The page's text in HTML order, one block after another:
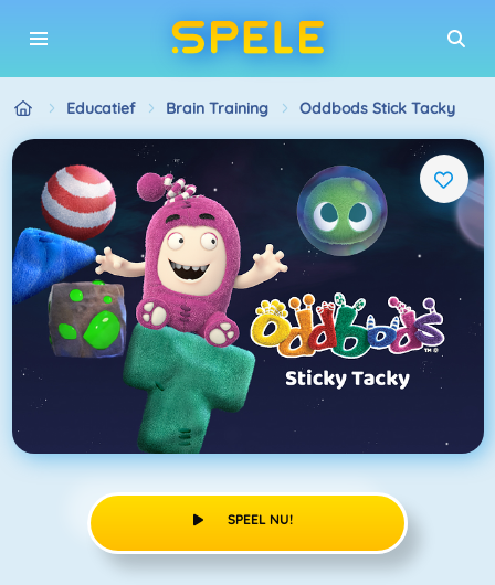
Educatief Brain Training Oddbods Stick Tacky
SPEEL NU!